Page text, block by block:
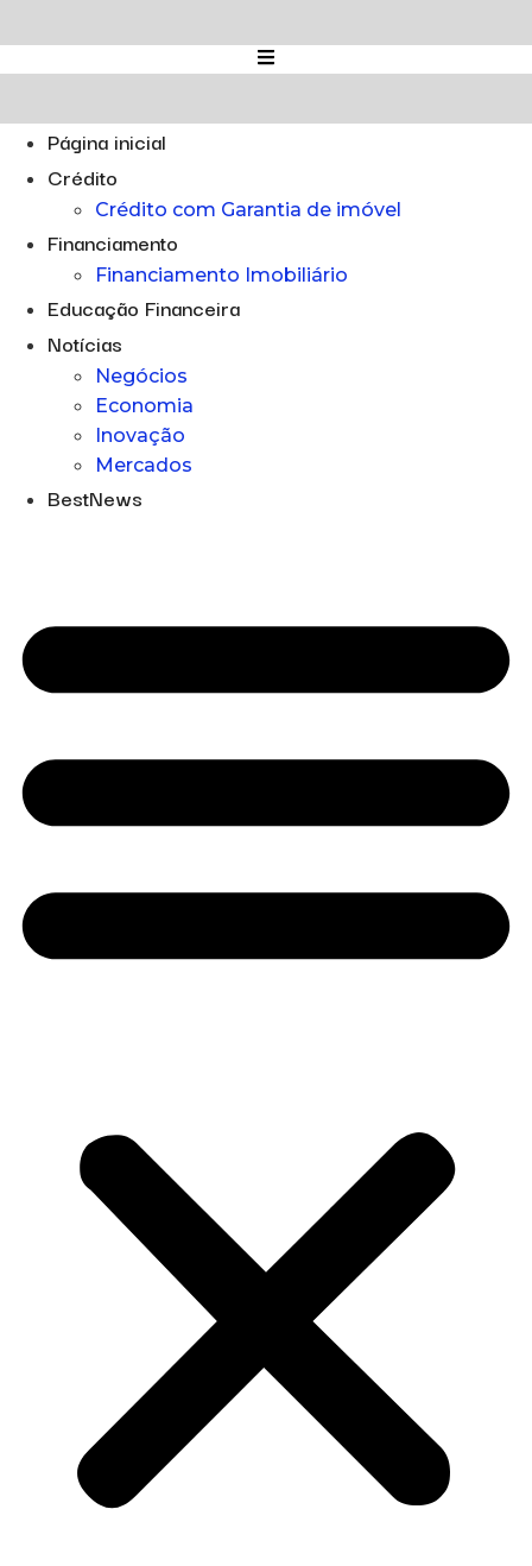
para
o
Página inicial
Crédito
Crédito com Garantia de imóvel
Financiamento
Financiamento Imobiliário
Educação Financeira
Notícias
Negócios
Economia
Inovação
Mercados
BestNews